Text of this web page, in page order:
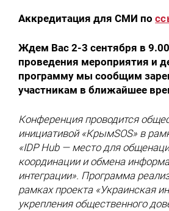
Аккредитация для СМИ по
Ждем Вас 2-3 сентября в
проведения мероприятия и
программу мы сообщим
участникам в ближайшее
Конференция проводится
инициативой «КрымSOS» в
«IDP Hub — место для
координации и обмена
интеграции». Программа
рамках проекта «Украинская
укрепления общественного